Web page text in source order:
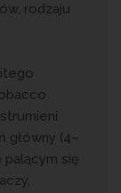
rodzaju
główny (4–
palącym się